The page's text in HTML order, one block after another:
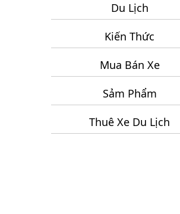
Du Lịch
Kiến Thức
Mua Bán Xe
Sảm Phẩm
Thuê Xe Du Lịch